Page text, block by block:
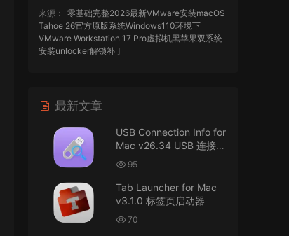
来源：
零基础完整2026最新VMware安装macOS
Tahoe 26官方原版系统Windows110环境下
VMware Workstation 17 Pro虚拟机黑苹果双系统
安装unlocker解锁补丁
AIO = All In One，一站式整合完整版
来源：
DaVinci Resolve Studio 21 for Mac
v21.0.3 AIO 达芬奇世界顶级调色软件
Mac长存
最新文章
USB Connection Info for
Mac v26.34 USB 连接信
息 95
Tab Launcher for Mac
v3.1.0 标签页启动器
70